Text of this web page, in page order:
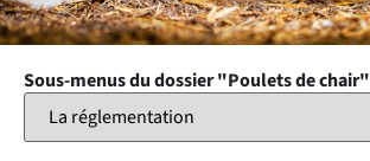
Sous-menus du dossier "Poulets de chair"